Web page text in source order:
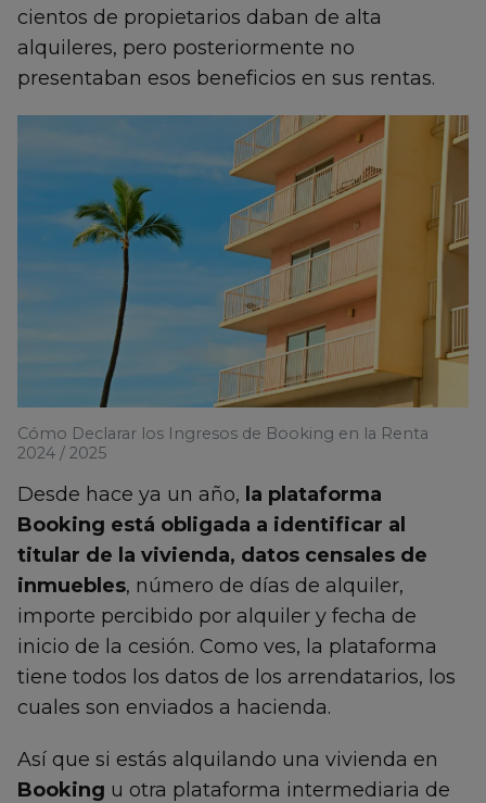
cientos de propietarios daban de alta
alquileres, pero posteriormente no
presentaban esos beneficios en sus rentas.
Cómo Declarar los Ingresos de Booking en la Renta
2024 / 2025
Desde hace ya un año, la plataforma
Booking está obligada a identificar al
titular de la vivienda, datos censales de
inmuebles, número de días de alquiler,
importe percibido por alquiler y fecha de
inicio de la cesión. Como ves, la plataforma
tiene todos los datos de los arrendatarios, los
cuales son enviados a hacienda.
Así que si estás alquilando una vivienda en
Booking u otra plataforma intermediaria de